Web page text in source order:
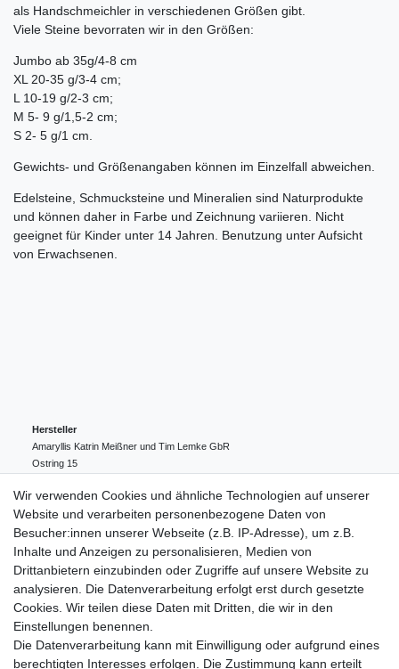
als Handschmeichler in verschiedenen Größen gibt.
Viele Steine bevorraten wir in den Größen:
Jumbo ab 35g/4-8 cm
XL 20-35 g/3-4 cm;
L 10-19 g/2-3 cm;
M 5- 9 g/1,5-2 cm;
S 2- 5 g/1 cm.
Gewichts- und Größenangaben können im Einzelfall abweichen.
Edelsteine, Schmucksteine und Mineralien sind Naturprodukte
und können daher in Farbe und Zeichnung variieren. Nicht
geeignet für Kinder unter 14 Jahren. Benutzung unter Aufsicht
von Erwachsenen.
Hersteller
Amaryllis Katrin Meißner und Tim Lemke GbR
Ostring 15
004943548099856
amaryllis-eckernfoerde@t-online.de
EU-Verantwortlicher
Amaryllis Katrin Meißner und Tim Lemke GbR
Ostring
15
004943548099856
amaryllis-eckernfoerde@t-online.de
Wir verwenden Cookies und ähnliche Technologien auf unserer
Website und verarbeiten personenbezogene Daten von
Besucher:innen unserer Webseite (z.B. IP-Adresse), um z.B.
Inhalte und Anzeigen zu personalisieren, Medien von
Drittanbietern einzubinden oder Zugriffe auf unsere Website zu
analysieren. Die Datenverarbeitung erfolgt erst durch gesetzte
Cookies. Wir teilen diese Daten mit Dritten, die wir in den
Einstellungen benennen.
Die Datenverarbeitung kann mit Einwilligung oder aufgrund eines
berechtigten Interesses erfolgen. Die Zustimmung kann erteilt